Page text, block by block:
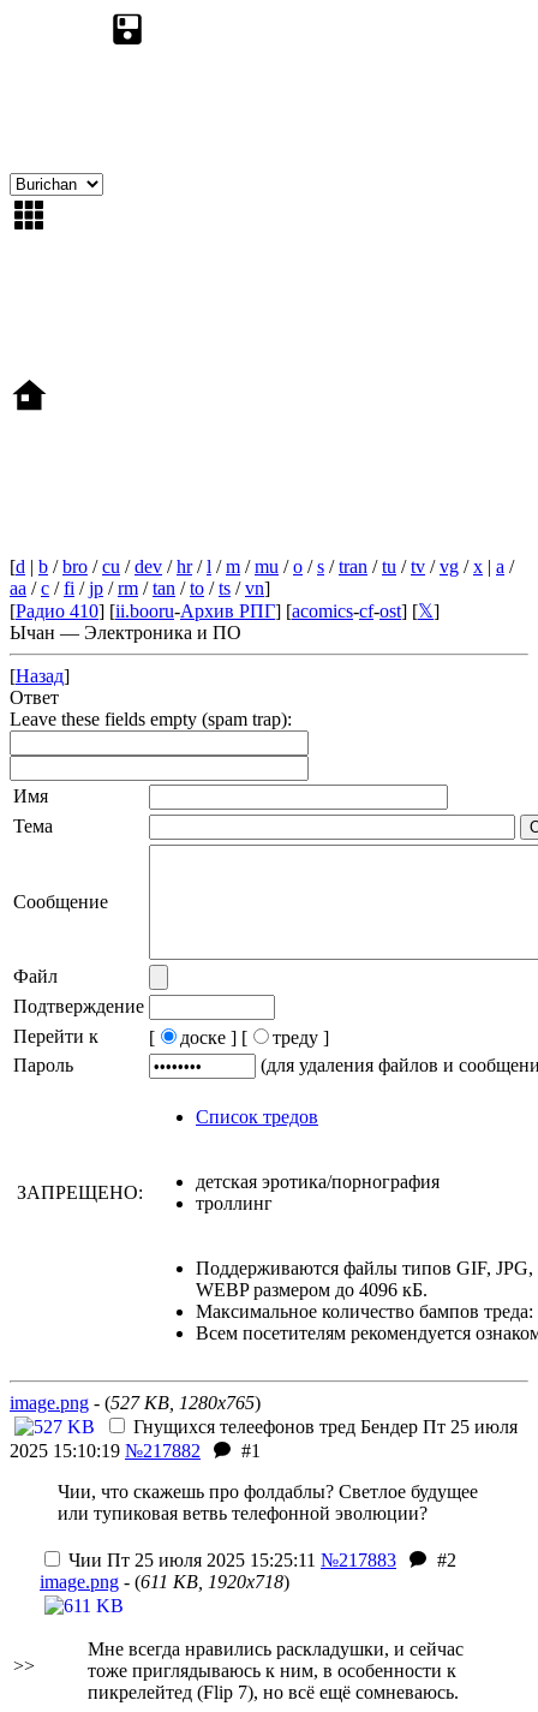
[d | b /bro /cu /dev /hr/l /m /mu /o /s /tran /tu /tv /vg /x | a /
aa /c /fi /jp /rm /tan /to /ts /vn]
[Радио 410] [ii.booru-Архив РПГ] [acomics-cf-ost] [𝕏]
Ычан — Электроника и ПО
[Назад]
Ответ
Leave these fields empty (spam trap):
Имя
Тема
Сообщение
Файл
Подтверждение
Перейти к
[ доске ] [
треду ]
Пароль
(для удаления файлов и
Список тредов
ЗАПРЕЩЕНО:
детская эротика/порнография
троллинг
Поддерживаются файлы типов GIF,
WEBP размером до 4096 кБ.
Максимальное количество бампов треда:
Всем посетителям рекомендуется
image.png - (527 KB, 1280x765)
Гнущихся телеефонов тред Бендер Пт 25 июля
2025 15:10:19 №217882
#1
Чии, что скажешь про фолдаблы? Светлое будущее
или тупиковая ветвь телефонной эволюции?
>>
Чии Пт 25 июля 2025 15:25:11 №217883
#2
image.png - (611 KB, 1920x718)
Мне всегда нравились раскладушки, и сейчас
тоже приглядываюсь к ним, в особенности к
пикрелейтед (Flip 7), но всё ещё сомневаюсь.